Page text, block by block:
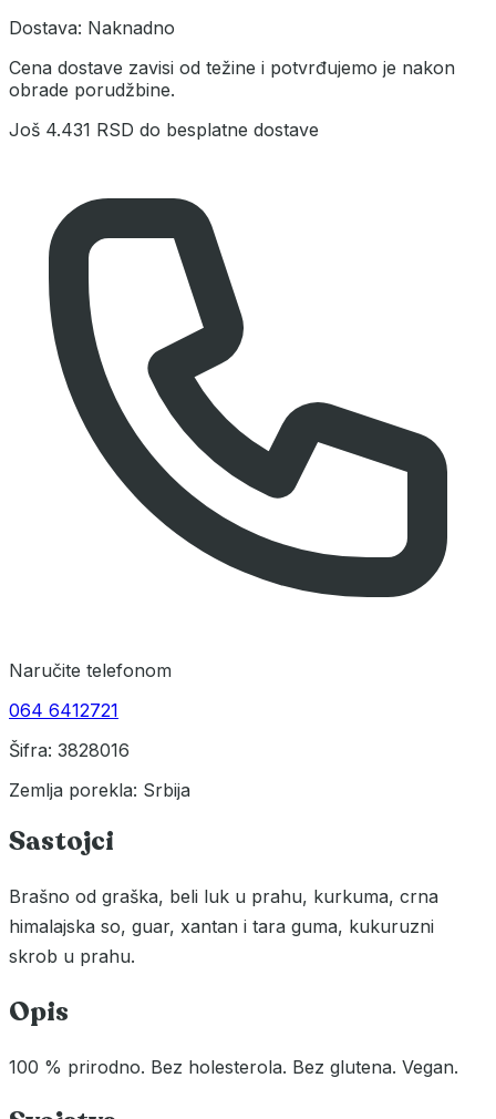
Dostava: Naknadno
Cena dostave zavisi od težine i potvrđujemo je nakon
obrade porudžbine.
Još 4.431 RSD do besplatne dostave
Naručite telefonom
064 6412721
Šifra: 3828016
Zemlja porekla: Srbija
Sastojci
Brašno od graška, beli luk u prahu, kurkuma, crna
himalajska so, guar, xantan i tara guma, kukuruzni
skrob u prahu.
Opis
100 % prirodno. Bez holesterola. Bez glutena. Vegan.